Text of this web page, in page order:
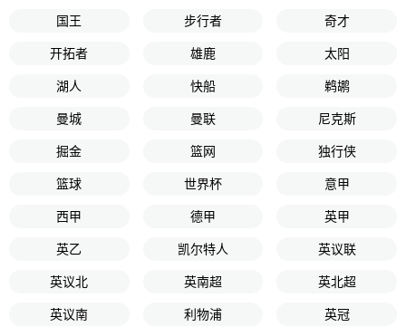
国王 步行者 奇才
开拓者 雄鹿 太阳
湖人 快船 鹈鹕
曼城 曼联 尼克斯
掘金 篮网 独行侠
篮球 世界杯 意甲
西甲 德甲 英甲
英乙 凯尔特人 英议联
英议北 英南超 英北超
英议南 利物浦 英冠